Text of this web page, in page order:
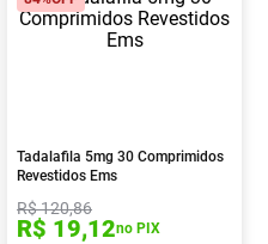
Tadalafila 5mg 30 Comprimidos
Revestidos Ems
R$120,86
R$ 19,12no PIX